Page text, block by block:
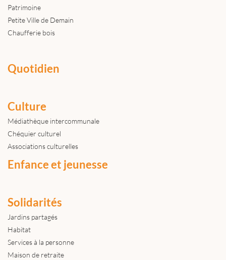
Patrimoine
Petite Ville de Demain
Chaufferie bois
Quotidien
Culture
Médiathèque intercommunale
Chéquier culturel
Associations culturelles
Enfance et jeunesse
Solidarités
Jardins partagés
Habitat
Services à la personne
Maison de retraite